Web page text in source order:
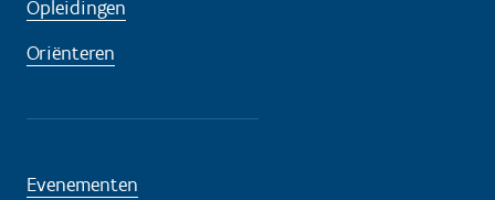
Opleidingen
Oriënteren
Evenementen